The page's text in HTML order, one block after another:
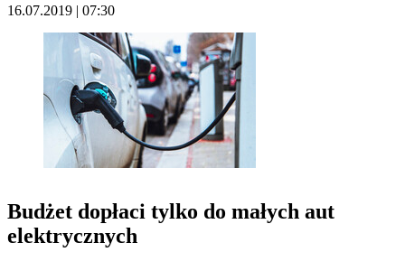
16.07.2019 | 07:30
Budżet dopłaci tylko do małych aut
elektrycznych